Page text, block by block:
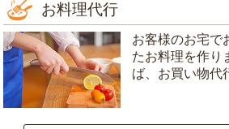
お料理代行
お客様のお宅で
たお料理を作り
ば、お買い物代